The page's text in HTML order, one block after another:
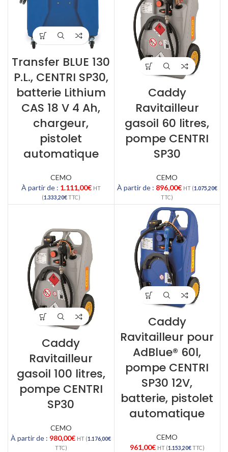
Transfer BLUE 130
P.L., CENTRI SP30,
batterie Lithium
CAS 18 V 4 Ah,
chargeur,
pistolet
automatique
CEMO
À partir de : 1.111,00€ HT
(1.333,20€TTC)
Caddy
Ravitailleur
gasoil 60 litres,
pompe CENTRI
SP30
CEMO
À partir de : 896,00€ HT (1.075,20€
TTC)
Caddy
Ravitailleur
gasoil 100 litres,
pompe CENTRI
SP30
CEMO
À partir de : 980,00€ HT (1.176,00€
TTC)
Caddy
Ravitailleur pour
AdBlue® 60l,
pompe CENTRI
SP30 12V,
batterie, pistolet
automatique
CEMO
961,00€ HT (1.153,20€TTC)